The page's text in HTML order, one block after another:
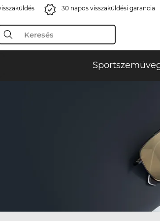
30 napos visszaküldési garancia